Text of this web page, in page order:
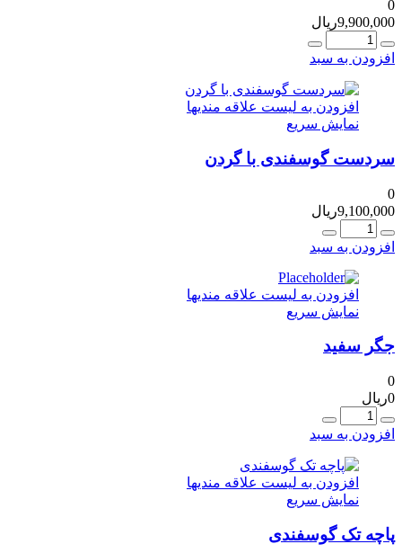
9,900,000ریال
تعداد
افزودن به سبد
افزودن به لیست علاقه مندیها
نمایش سریع
سردست گوسفندی با گردن
9,100,000ریال
تعداد
افزودن به سبد
افزودن به لیست علاقه مندیها
نمایش سریع
جگر سفید
ریال
تعداد
افزودن به سبد
افزودن به لیست علاقه مندیها
نمایش سریع
پاچه تک گوسفندی